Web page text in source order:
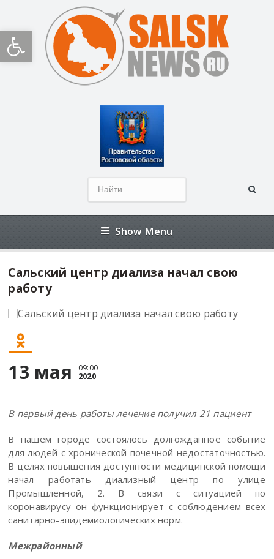
Открыть панель инструментов
Show Menu
Сальский центр диализа начал свою
работу
13 мая 09:00
2020
В первый день работы лечение получил 21 пациент
В нашем городе состоялось долгожданное событие
для людей с хронической почечной недостаточностью.
В целях повышения доступности медицинской помощи
начал работать диализный центр по улице
Промышленной, 2. В связи с ситуацией по
коронавирусу он функционирует с соблюдением всех
санитарно-эпидемиологических норм.
Межрайонный